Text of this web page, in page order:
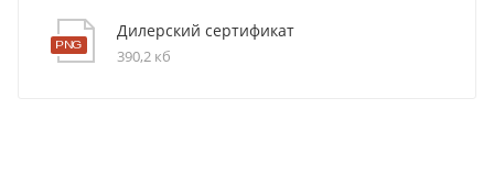
Дилерский сертификат
390,2 кб